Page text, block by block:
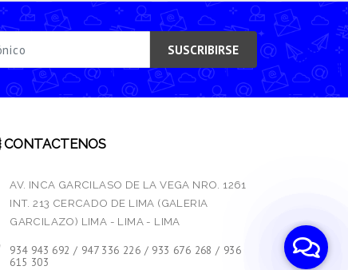
SUSCRIBIRSE
CONTACTENOS
AV. INCA GARCILASO DE LA VEGA NRO. 1261
INT. 213 CERCADO DE LIMA (GALERIA
GARCILAZO) LIMA - LIMA - LIMA
934 943 692 / 947 336 226 / 933 676 268 / 936
615 303